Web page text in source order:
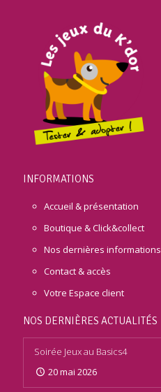
INFORMATIONS
Accueil & présentation
Boutique & Click&collect
Nos dernières informations
Contact & accès
Votre Espace client
NOS DERNIÈRES ACTUALITÉS
Soirée Jeux au Basics4
20 mai 2026